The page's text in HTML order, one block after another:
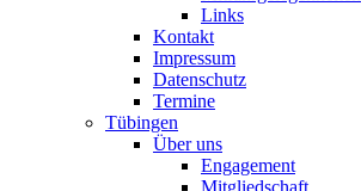
Links
Kontakt
Impressum
Datenschutz
Termine
Tübingen
Über uns
Engagement
Mitgliedschaft